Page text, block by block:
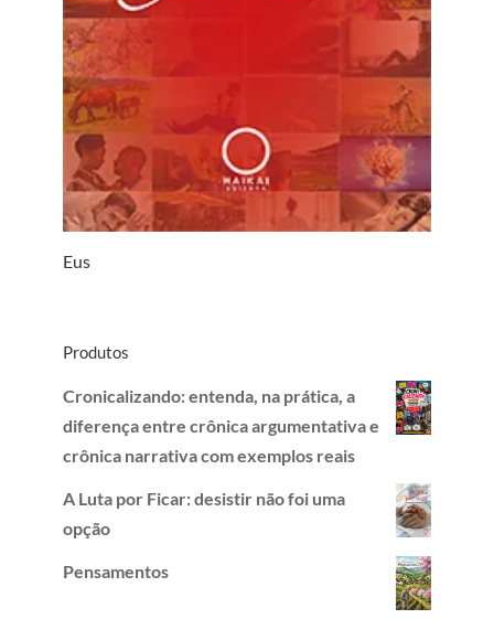
Eus
Produtos
Cronicalizando: entenda, na prática, a
diferença entre crônica argumentativa e
crônica narrativa com exemplos reais
A Luta por Ficar: desistir não foi uma
opção
Pensamentos